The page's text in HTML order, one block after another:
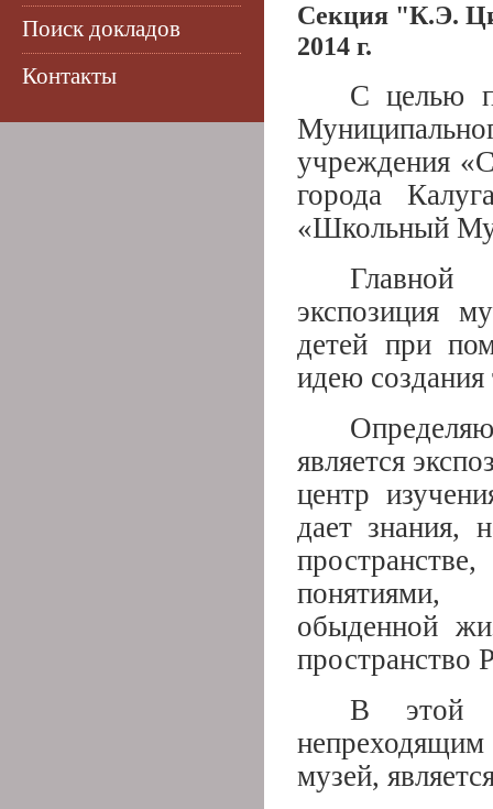
Поиск докладов
Контакты
Секция "К.Э.
2014 г.
С целью
учреждения
города
«Школьный
Главной
экспозиция
детей при
идею создания
является
центр
дает знания,
понятиями,
обыденной
пространство
В этой
музей,